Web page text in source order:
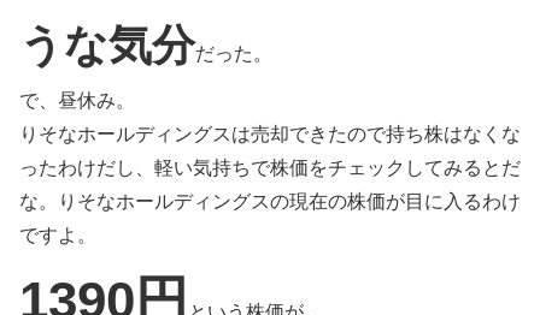
うな気分だった。
で、昼休み。
りそなホールディングスは売却できたので持ち株はなくな
ったわけだし、軽い気持ちで株価をチェックしてみるとだ
な。りそなホールディングスの現在の株価が目に入るわけ
ですよ。
1390円